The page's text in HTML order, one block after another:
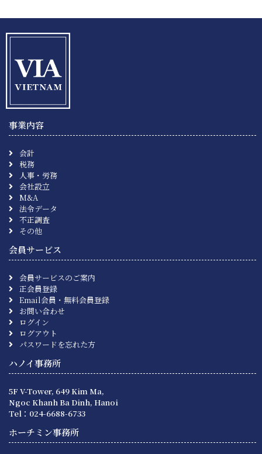
事業内容
会計
税務
人事・労務
会社設立
M&A
法令データ
不正調査
その他
会員サービス
会員サービスのご案内
正会員登録
Email会員・無料会員登録
お問い合わせ
ログイン
ログアウト
パスワードを忘れた方
ハノイ事務所
5F V-Tower, 649 Kim Ma,
Ngoc Khanh Ba Dinh, Hanoi
Tel：024-6688-6733
ホーチミン事務所